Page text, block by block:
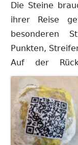
Die Steine
ihrer Reise
besonderen
Punkten,
Auf der